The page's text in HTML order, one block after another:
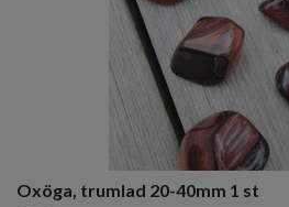
Oxöga, trumlad 20-40mm 1 st